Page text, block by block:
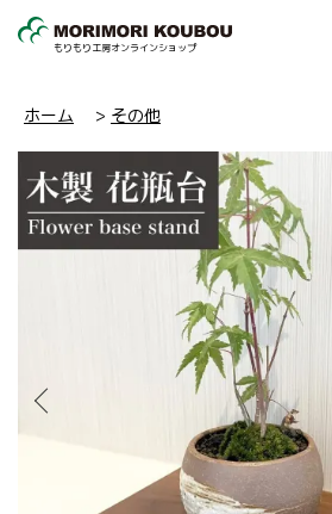
もりもり工房オンラインショップ
トップ
ミニカーケース
トレインケース
コレクションケース
その他
ご利用ガイド
お問い合わせ
ホーム > その他